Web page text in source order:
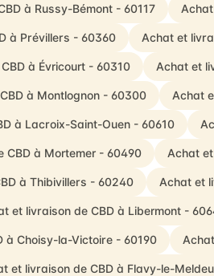
à Russy-Bémont - 60117
à Prévillers - 60360 Achat et
à Évricourt - 60310 Achat et
à Montlognon - 60300 Achat
à Lacroix-Saint-Ouen - 60610
CBD à Mortemer - 60490 Achat
à Thibivillers - 60240 Achat et
et livraison de CBD à Libermont -
à Choisy-la-Victoire - 60190
et livraison de CBD à Flavy-le-